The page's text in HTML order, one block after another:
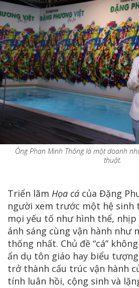
Ông Phan Minh Thông là một doanh
thuật.
Triển lãm Họa cá của Đặng
người xem trước một hệ sinh
mọi yếu tố như hình thể, nhịp
ánh sáng cùng vận hành như
thống nhất. Chủ đề “cá”
ẩn dụ tôn giáo hay biểu
trở thành cấu trúc vận hành
tính luân hồi, cộng sinh và